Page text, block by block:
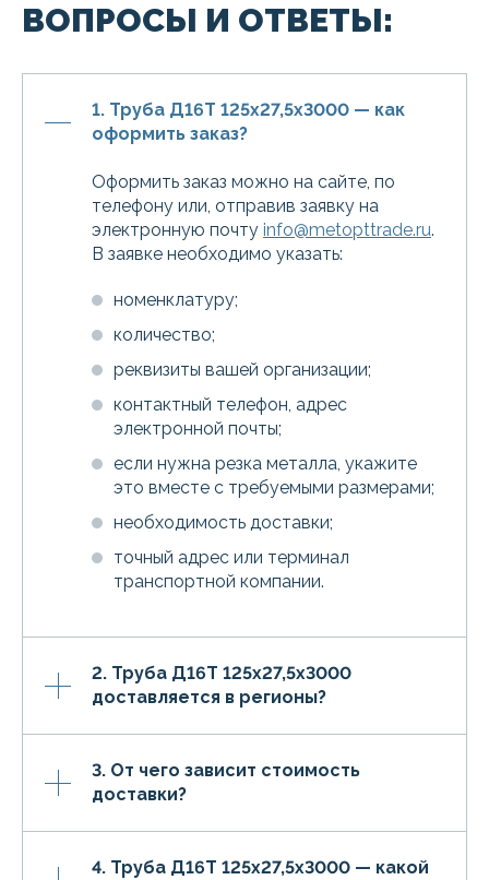
ВОПРОСЫ И ОТВЕТЫ:
1. Труба Д16Т 125х27,5х3000 — как
оформить заказ?
Оформить заказ можно на сайте, по
телефону или, отправив заявку на
электронную почту info@metopttrade.ru.
В заявке необходимо указать:
номенклатуру;
количество;
реквизиты вашей организации;
контактный телефон, адрес
электронной почты;
если нужна резка металла, укажите
это вместе с требуемыми размерами;
необходимость доставки;
точный адрес или терминал
транспортной компании.
2. Труба Д16Т 125х27,5х3000
доставляется в регионы?
3. От чего зависит стоимость
доставки?
4. Труба Д16Т 125х27,5х3000 — какой